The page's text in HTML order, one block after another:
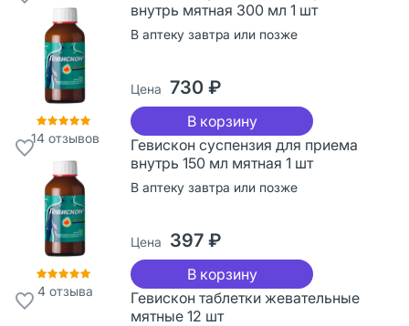
14отзывов
внутрь мятная 300 мл 1 шт
В аптеку завтра или позже
Цена 730 ₽
В корзину
4отзыва
Гевискон суспензия для приема
внутрь 150 мл мятная 1 шт
В аптеку завтра или позже
Цена 397 ₽
В корзину
Гевискон таблетки жевательные
мятные 12 шт